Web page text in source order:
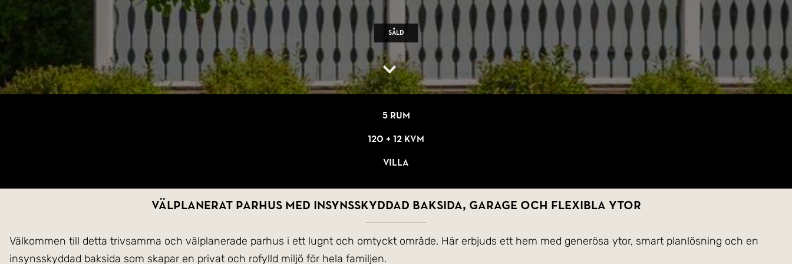
Såld
5 rum
120 + 12 kvm
Villa
Välplanerat parhus med insynsskyddad baksida, garage och flexibla ytor
Välkommen till detta trivsamma och välplanerade parhus i ett lugnt och omtyckt område. Här erbjuds ett hem med generösa ytor, smart planlösning och en
insynsskyddad baksida som skapar en privat och rofylld miljö för hela familjen.